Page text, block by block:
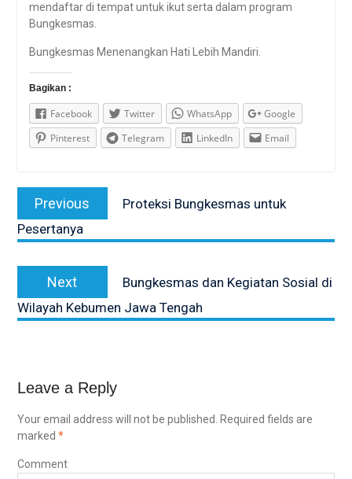
mendaftar di tempat untuk ikut serta dalam program
Bungkesmas.
Bungkesmas Menenangkan Hati Lebih Mandiri.
Bagikan :
Facebook Twitter WhatsApp
Google
Pinterest
Telegram LinkedIn Email
Post
navigation
Previous
Previous
post:
Proteksi Bungkesmas untuk
Pesertanya
Next
Next
post:
Bungkesmas dan Kegiatan Sosial di
Wilayah Kebumen Jawa Tengah
Leave a Reply
Your email address will not be published.
Required fields are
marked *
Comment